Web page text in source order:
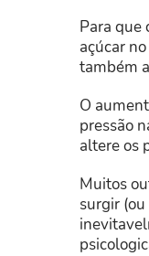
Para que
açúcar
também
O
pressão
altere os
Muitos
surgir